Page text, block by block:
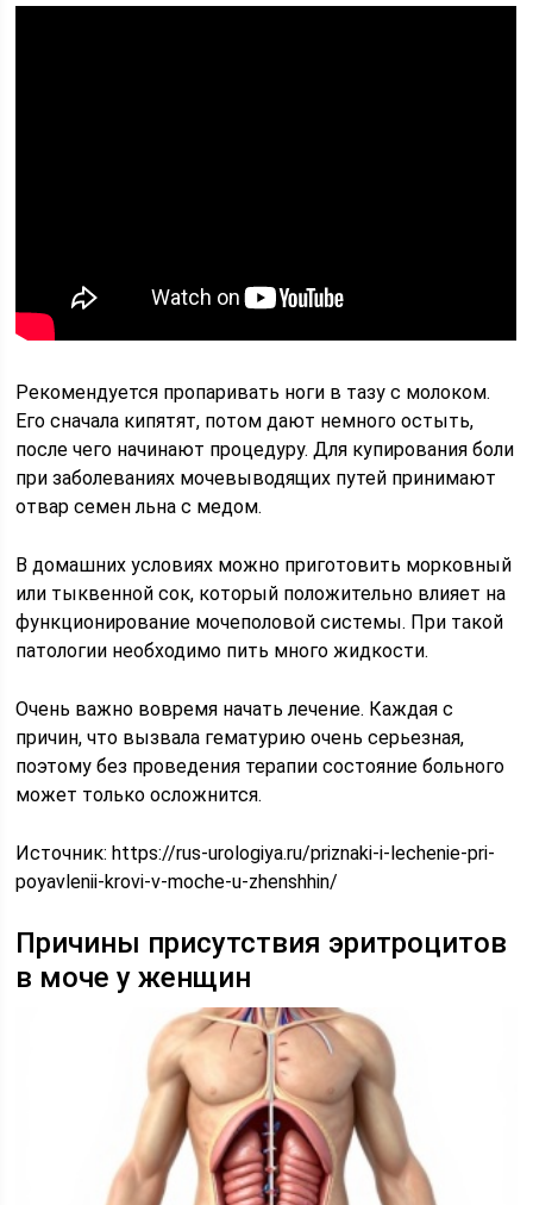
Рекомендуется пропаривать ноги в тазу с молоком.
Его сначала кипятят, потом дают немного остыть,
после чего начинают процедуру. Для купирования боли
при заболеваниях мочевыводящих путей принимают
отвар семен льна с медом.
В домашних условиях можно приготовить морковный
или тыквенной сок, который положительно влияет на
функционирование мочеполовой системы. При такой
патологии необходимо пить много жидкости.
Очень важно вовремя начать лечение. Каждая с
причин, что вызвала гематурию очень серьезная,
поэтому без проведения терапии состояние больного
может только осложнится.
Источник:https://rus-urologiya.ru/priznaki-i-lechenie-pri-
poyavlenii-krovi-v-moche-u-zhenshhin/
Причины присутствия эритроцитов
в моче у женщин